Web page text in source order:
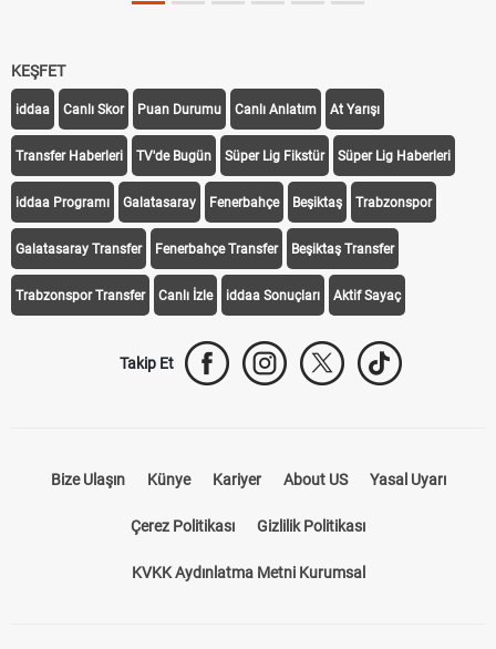
KEŞFET
iddaa Canlı Skor Puan Durumu Canlı Anlatım At Yarışı
Transfer Haberleri TV'de Bugün Süper Lig Fikstür Süper Lig Haberleri
iddaa Programı Galatasaray Fenerbahçe Beşiktaş Trabzonspor
Galatasaray Transfer Fenerbahçe Transfer Beşiktaş Transfer
Trabzonspor Transfer Canlı İzle iddaa Sonuçları Aktif Sayaç
Takip Et
Bize Ulaşın Künye Kariyer About US Yasal Uyarı
Çerez Politikası Gizlilik Politikası
KVKK Aydınlatma Metni Kurumsal